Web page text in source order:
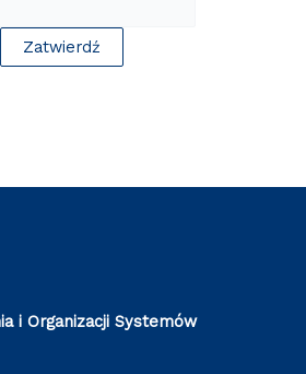
i Organizacji Systemów